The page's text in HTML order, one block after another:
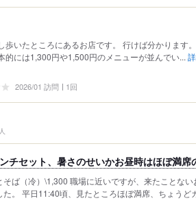
歩いたところにあるお店です。 行けば分かります
的には1,300円や1,500円のメニューが並んでい...
2026/01 訪問 1回
チセット、暑さのせいかお昼時はほぼ満席
そば（冷）\1,300 職場に近いですが、来たことな
。 平日11:40頃、見たところほぼ満席、ちょうど